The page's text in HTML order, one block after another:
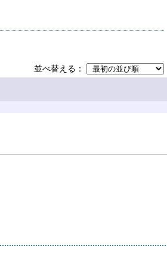
並べ替える